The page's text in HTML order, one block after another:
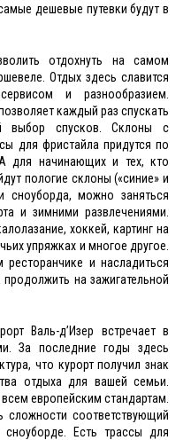
дешевые путевки будут в
отдохнуть на самом
Отдых здесь славится
и разнообразием.
каждый раз спускать
выбор спусков. Склоны с
для фристайла придутся по
для начинающих и тех, кто
пологие склоны («синие» и
сноуборда, можно заняться
и зимними развлечениями.
хоккей, картинг на
упряжках и многое другое.
и насладиться
на зажигательной
Валь-д’Изер встречает в
За последние годы здесь
что курорт получил знак
отдыха для вашей семьи.
европейским стандартам.
соответствующий
Есть трассы для